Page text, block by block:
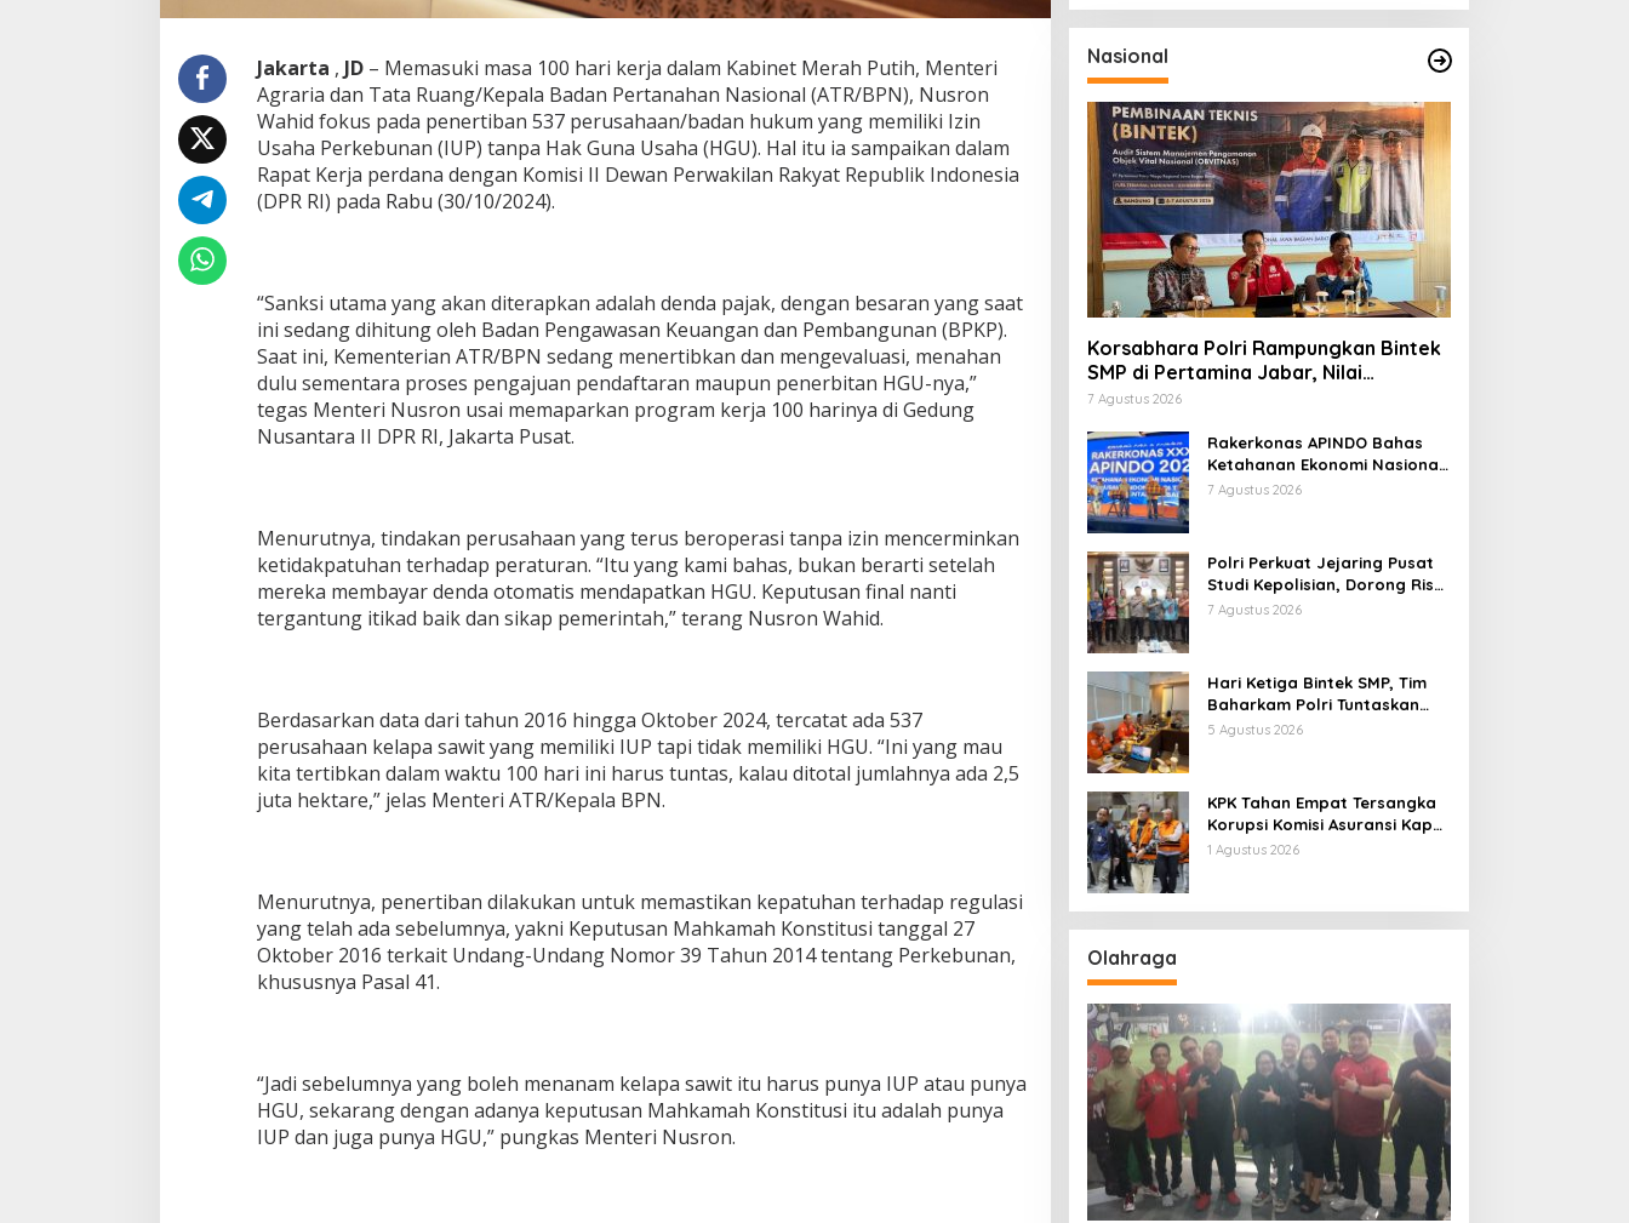
a
G
U
M
e
n
t
e
u
s
r
o
n
S
a
m
k
a
n
a
k
d
a
S
a
n
Jakarta , JD – Memasuki masa 100 hari kerja dalam Kabinet Merah Putih, Menteri
Agraria dan Tata Ruang/Kepala Badan Pertanahan Nasional (ATR/BPN), Nusron
Wahid fokus pada penertiban 537 perusahaan/badan hukum yang memiliki Izin
Usaha Perkebunan (IUP) tanpa Hak Guna Usaha (HGU). Hal itu ia sampaikan dalam
Rapat Kerja perdana dengan Komisi II Dewan Perwakilan Rakyat Republik Indonesia
(DPR RI) pada Rabu (30/10/2024).
“Sanksi utama yang akan diterapkan adalah denda pajak, dengan besaran yang saat
ini sedang dihitung oleh Badan Pengawasan Keuangan dan Pembangunan (BPKP).
Saat ini, Kementerian ATR/BPN sedang menertibkan dan mengevaluasi, menahan
dulu sementara proses pengajuan pendaftaran maupun penerbitan HGU-nya,”
tegas Menteri Nusron usai memaparkan program kerja 100 harinya di Gedung
Nusantara II DPR RI, Jakarta Pusat.
Menurutnya, tindakan perusahaan yang terus beroperasi tanpa izin mencerminkan
ketidakpatuhan terhadap peraturan. “Itu yang kami bahas, bukan berarti setelah
mereka membayar denda otomatis mendapatkan HGU. Keputusan final nanti
tergantung itikad baik dan sikap pemerintah,” terang Nusron Wahid.
Berdasarkan data dari tahun 2016 hingga Oktober 2024, tercatat ada 537
perusahaan kelapa sawit yang memiliki IUP tapi tidak memiliki HGU. “Ini yang mau
kita tertibkan dalam waktu 100 hari ini harus tuntas, kalau ditotal jumlahnya ada 2,5
juta hektare,” jelas Menteri ATR/Kepala BPN.
Menurutnya, penertiban dilakukan untuk memastikan kepatuhan terhadap regulasi
yang telah ada sebelumnya, yakni Keputusan Mahkamah Konstitusi tanggal 27
Oktober 2016 terkait Undang-Undang Nomor 39 Tahun 2014 tentang Perkebunan,
khususnya Pasal 41.
“Jadi sebelumnya yang boleh menanam kelapa sawit itu harus punya IUP atau punya
HGU, sekarang dengan adanya keputusan Mahkamah Konstitusi itu adalah punya
IUP dan juga punya HGU,” pungkas Menteri Nusron.
Nasional
Korsabhara Polri Rampungkan Bintek
SMP di Pertamina Jabar, Nilai
Pengamanan Capai 88,44 Persen
7 Agustus 2026
Rakerkonas APINDO Bahas
Ketahanan Ekonomi Nasional,
IMO Indonesia Soroti
7 Agustus 2026
Polri Perkuat Jejaring Pusat
Studi Kepolisian, Dorong Riset
Jadi Dasar Kebijakan dan
7 Agustus 2026
Hari Ketiga Bintek SMP, Tim
Baharkam Polri Tuntaskan
Pemeriksaan Pola
5 Agustus 2026
KPK Tahan Empat Tersangka
Korupsi Komisi Asuransi Kapal
PT Pelni
1 Agustus 2026
Olahraga